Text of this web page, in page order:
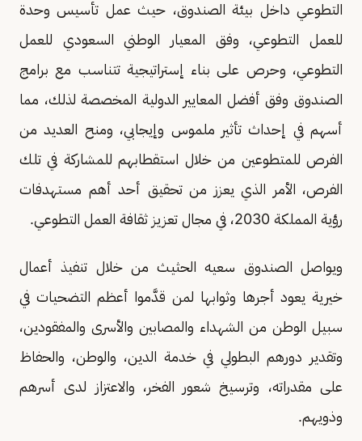
التطوعي داخل بيئة الصندوق، حيث عمل تأسيس وحدة
للعمل التطوعي، وفق المعيار الوطني السعودي للعمل
التطوعي، وحرص على بناء إستراتيجية تتناسب مع برامج
الصندوق وفق أفضل المعايير الدولية المخصصة لذلك، مما
أسهم في إحداث تأثير ملموس وإيجابي، ومنح العديد من
الفرص للمتطوعين من خلال استقطابهم للمشاركة في تلك
الفرص، الأمر الذي يعزز من تحقيق أحد أهم مستهدفات
رؤية المملكة 2030، في مجال تعزيز ثقافة العمل التطوعي.
ويواصل الصندوق سعيه الحثيث من خلال تنفيذ أعمال
خيرية يعود أجرها وثوابها لمن قدَّموا أعظم التضحيات في
سبيل الوطن من الشهداء والمصابين والأسرى والمفقودين،
وتقدير دورهم البطولي في خدمة الدين، والوطن، والحفاظ
على مقدراته، وترسيخ شعور الفخر، والاعتزاز لدى أسرهم
وذويهم.